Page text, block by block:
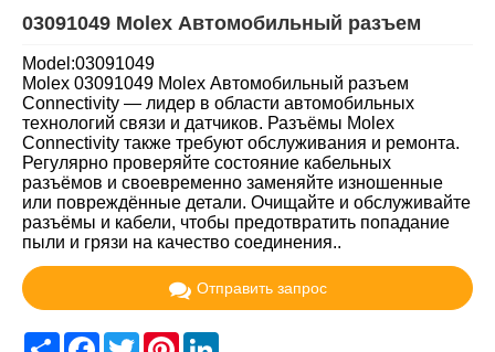
03091049 Molex Автомобильный разъем
Model:03091049
Molex 03091049 Molex Автомобильный разъем
Connectivity — лидер в области автомобильных
технологий связи и датчиков. Разъёмы Molex
Connectivity также требуют обслуживания и ремонта.
Регулярно проверяйте состояние кабельных
разъёмов и своевременно заменяйте изношенные
или повреждённые детали. Очищайте и обслуживайте
разъёмы и кабели, чтобы предотвратить попадание
пыли и грязи на качество соединения..
Отправить запрос
ShareFacebook
TwitterPinterest